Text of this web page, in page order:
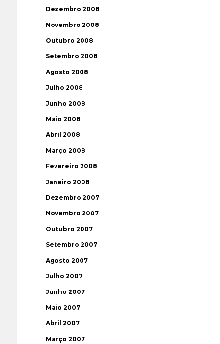
Dezembro 2008
Novembro 2008
Outubro 2008
Setembro 2008
Agosto 2008
Julho 2008
Junho 2008
Maio 2008
Abril 2008
Março 2008
Fevereiro 2008
Janeiro 2008
Dezembro 2007
Novembro 2007
Outubro 2007
Setembro 2007
Agosto 2007
Julho 2007
Junho 2007
Maio 2007
Abril 2007
Março 2007